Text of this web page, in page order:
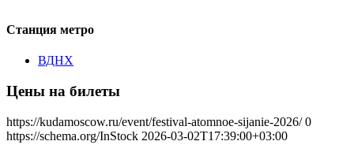
Станция метро
ВДНХ
Цены на билеты
https://kudamoscow.ru/event/festival-atomnoe-sijanie-2026/ 0
https://schema.org/InStock 2026-03-02T17:39:00+03:00